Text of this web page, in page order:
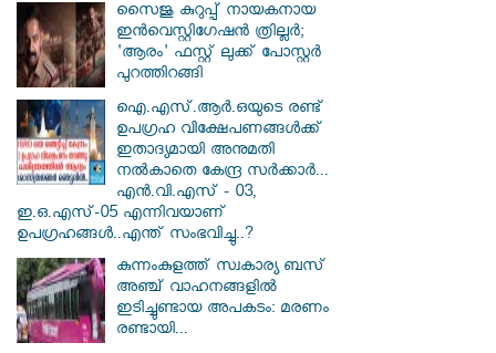
സൈജു കുറുപ്പ് നായകനായ
ഇൻവെസ്റ്റിഗേഷൻ ത്രില്ലർ;
'ആരം' ഫസ്റ്റ് ലുക്ക് പോസ്റ്റർ
പുറത്തിറങ്ങി
ഐ.എസ്.ആർ.ഒയുടെ രണ്ട്
ഉപഗ്രഹ വിക്ഷേപണങ്ങൾക്ക്
ഇതാദ്യമായി അനുമതി
നൽകാതെ കേന്ദ്ര സർക്കാർ...
എൻ.വി.എസ് - 03,
ഇ.ഒ.എസ്-05 എന്നിവയാണ്
ഉപഗ്രഹങ്ങൾ..എന്ത് സംഭവിച്ചു..?
കുന്നംകുളത്ത് സ്വകാര്യ ബസ്
അഞ്ച് വാഹനങ്ങളിൽ
ഇടിച്ചുണ്ടായ അപകടം: മരണം
രണ്ടായി...